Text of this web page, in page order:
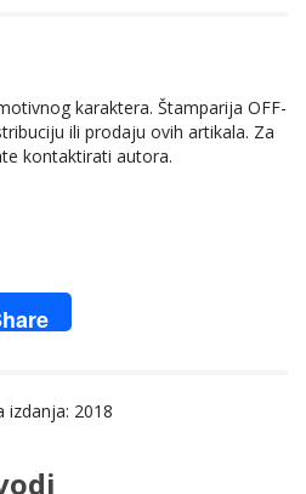
karaktera. Štamparija OFF-
ili prodaju ovih artikala. Za
kontaktirati autora.
izdanja: 2018